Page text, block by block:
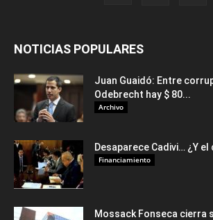
NOTICIAS POPULARES
Juan Guaidó: Entre
Odebrecht hay $ 80...
Archivo
Desaparece Cadivi… ¿Y el
Financiamiento
Mossack Fonseca cierra